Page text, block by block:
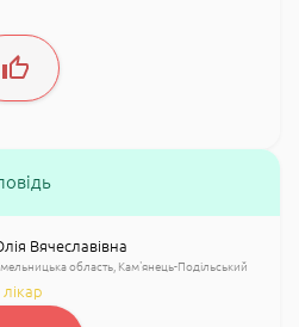
Вячеславівна
область Кам'янець-Подільський